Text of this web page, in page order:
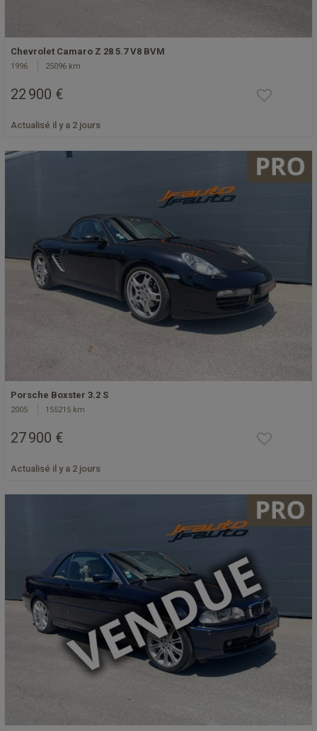
Chevrolet Camaro Z 28 5.7 V8 BVM
1996 25096 km
22 900 €
Actualisé il y a 2 jours
Porsche Boxster 3.2 S
2005 155215 km
27 900 €
Actualisé il y a 2 jours